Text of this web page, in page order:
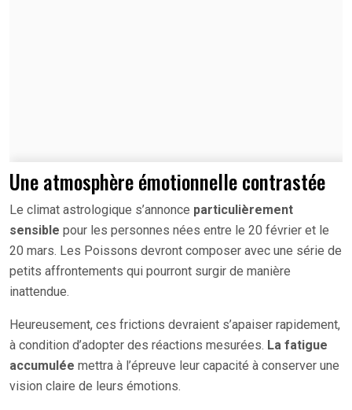
Une atmosphère émotionnelle contrastée
Le climat astrologique s’annonce particulièrement
sensible pour les personnes nées entre le 20 février et le
20 mars. Les Poissons devront composer avec une série de
petits affrontements qui pourront surgir de manière
inattendue.
Heureusement, ces frictions devraient s’apaiser rapidement,
à condition d’adopter des réactions mesurées. La fatigue
accumulée mettra à l’épreuve leur capacité à conserver une
vision claire de leurs émotions.